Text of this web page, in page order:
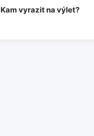
vyrazit na výlet?